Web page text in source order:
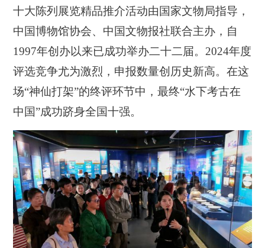
十大陈列展览精品推介活动由国家文物局指导，
中国博物馆协会、中国文物报社联合主办，自
1997年创办以来已成功举办二十二届。2024年度
评选竞争尤为激烈，申报数量创历史新高。在这
场“神仙打架”的终评环节中，最终“水下考古在
中国”成功跻身全国十强。